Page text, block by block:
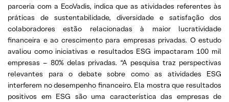
parceria com a EcoVadis, indica que as atividades referentes às
práticas de sustentabilidade, diversidade e satisfação dos
colaboradores estão relacionadas à maior lucratividade
financeira e ao crescimento para empresas privadas. O estudo
avaliou como iniciativas e resultados ESG impactaram 100 mil
empresas – 80% delas privadas. “A pesquisa traz perspectivas
relevantes para o debate sobre como as atividades ESG
interferem no desempenho financeiro. Ela mostra que resultados
positivos em ESG são uma característica das empresas de